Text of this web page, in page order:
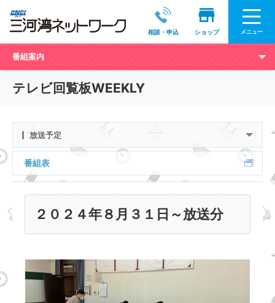
相談・申込 ショップ メニュー
番組案内
テレビ回覧板WEEKLY
放送予定
番組表
２０２４年８月３１日～放送分